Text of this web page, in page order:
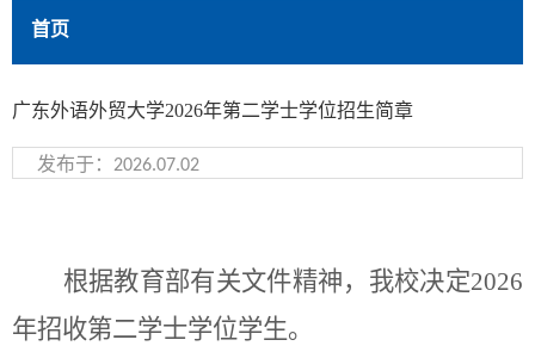
首页
广东外语外贸大学2026年第二学士学位招生简章
发布于：2026.07.02
根据教育部有关文件精神，我校决定2026
年招收第二学士学位学生。